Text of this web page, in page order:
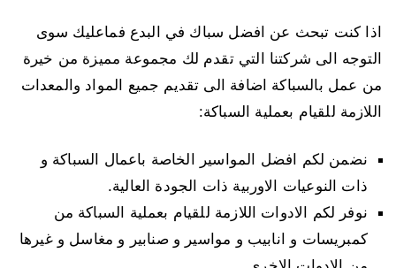
اذا كنت تبحث عن افضل سباك في البدع فماعليك سوى
التوجه الى شركتنا التي تقدم لك مجموعة مميزة من خيرة
من عمل بالسباكة اضافة الى تقديم جميع المواد والمعدات
اللازمة للقيام بعملية السباكة:
نضمن لكم افضل المواسير الخاصة باعمال السباكة و
ذات النوعيات الاوربية ذات الجودة العالية.
نوفر لكم الادوات اللازمة للقيام بعملية السباكة من
كمبريسات و انابيب و مواسير و صنابير و مغاسل و غيرها